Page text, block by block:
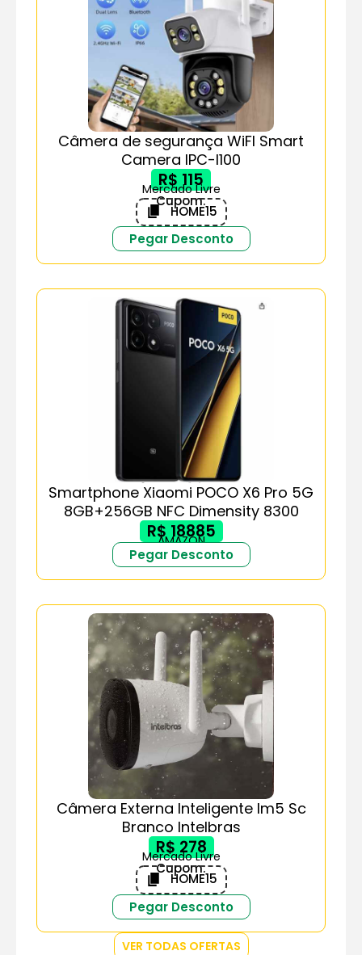
Câmera de segurança WiFI Smart
Camera IPC-I100
R$ 115
Mercado Livre
Cupom:
HOME15
Pegar Desconto
Smartphone Xiaomi POCO X6 Pro 5G
8GB+256GB NFC Dimensity 8300
R$ 18885
AMAZON
Pegar Desconto
Câmera Externa Inteligente Im5 Sc
Branco Intelbras
R$ 278
Mercado Livre
Cupom:
HOME15
Pegar Desconto
VER TODAS OFERTAS